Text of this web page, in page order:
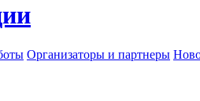
Организаторы и партнеры